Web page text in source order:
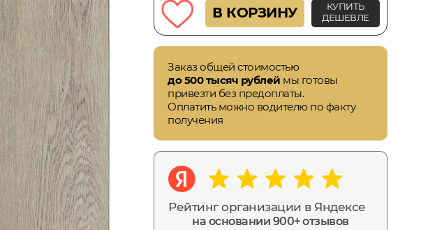
В КОРЗИНУ
КУПИТЬ
ДЕШЕВЛЕ
Заказ общей стоимостью
до 500 тысяч рублей мы готовы
привезти без предоплаты.
Оплатить можно водителю по факту
получения
Рейтинг организации в Яндексе
на основании 900+ отзывов